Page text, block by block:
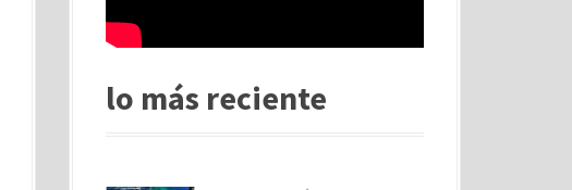
lo más reciente